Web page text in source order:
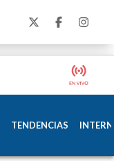
TENDENCIAS